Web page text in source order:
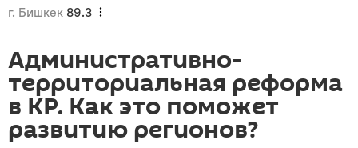
г. Бишкек 89.3
Административно-
территориальная реформа
в КР. Как это поможет
развитию регионов?